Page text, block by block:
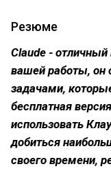
Резюме
Claude -
вашей работы, он
задачами,
бесплатная
использовать
добиться
своего времени,